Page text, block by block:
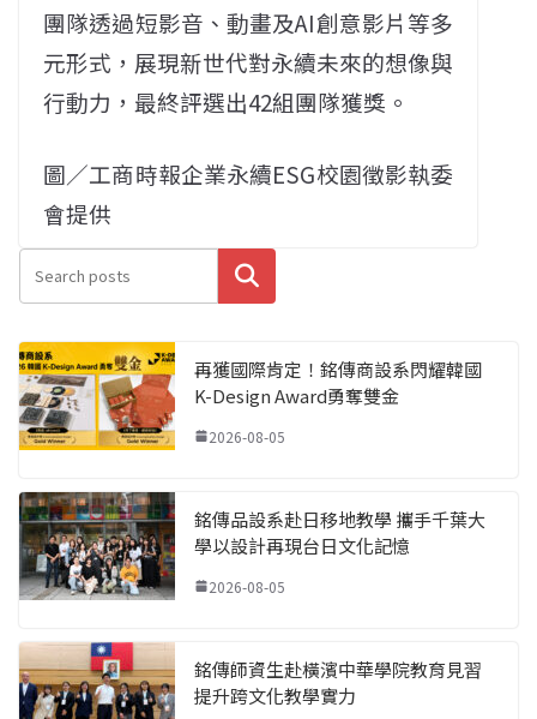
團隊透過短影音、動畫及AI創意影片等多
元形式，展現新世代對永續未來的想像與
行動力，最終評選出42組團隊獲獎。
圖／工商時報企業永續ESG校園徵影執委
會提供
搜尋
再獲國際肯定！銘傳商設系閃耀韓國
K-Design Award勇奪雙金
2026-08-05
銘傳品設系赴日移地教學 攜手千葉大
學以設計再現台日文化記憶
2026-08-05
銘傳師資生赴橫濱中華學院教育見習
提升跨文化教學實力